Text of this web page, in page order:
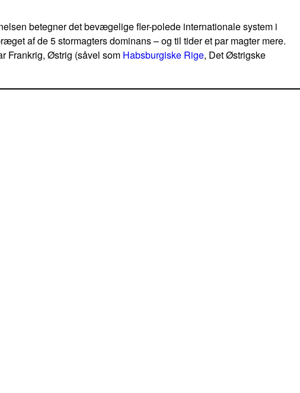
betegner det bevægelige fler-polede internationale system i
af de 5 stormagters dominans – og til tider et par magter mere.
Frankrig, Østrig (såvel som Habsburgiske Rige, Det Østrigske